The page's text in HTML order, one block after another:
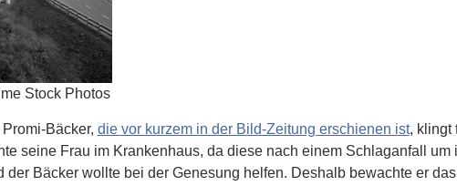
Stock Photos
Bäcker, die vor kurzem in der Bild-Zeitung erschienen ist, klingt
seine Frau im Krankenhaus, da diese nach einem Schlaganfall um
der Bäcker wollte bei der Genesung helfen. Deshalb bewachte er